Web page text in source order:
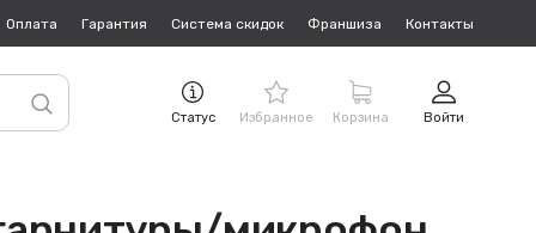
Оплата Гарантия Система скидок Франшиза Контакты
Статус Избранное Корзина Войти